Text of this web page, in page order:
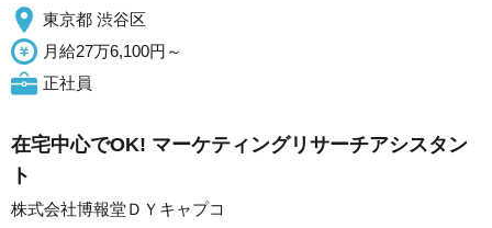
東京都 渋谷区
月給27万6,100円～
正社員
在宅中心でOK! マーケティングリサーチアシスタン
ト
株式会社博報堂ＤＹキャプコ